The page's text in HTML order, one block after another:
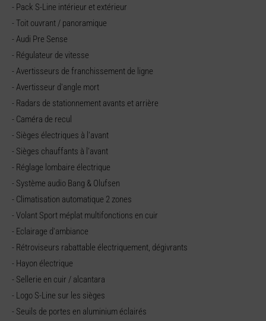
- Pack S-Line intérieur et extérieur
- Toit ouvrant / panoramique
- Audi Pre Sense
- Régulateur de vitesse
- Avertisseurs de franchissement de ligne
- Avertisseur d'angle mort
- Radars de stationnement avants et arrière
- Caméra de recul
- Sièges électriques à l'avant
- Sièges chauffants à l'avant
- Réglage lombaire électrique
- Système audio Bang & Olufsen
- Climatisation automatique 2 zones
- Volant Sport méplat multifonctions en cuir
- Eclairage d'ambiance
- Rétroviseurs rabattable électriquement, dégivrants
- Hayon électrique
- Sellerie en cuir / alcantara
- Logo S-Line sur les sièges
- Seuils de portes en aluminium éclairés